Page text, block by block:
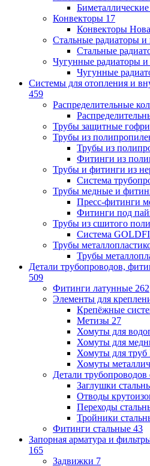
Конвекторы 17
Конвекторы
Стальные радиаторы
Стальные
Чугунные радиаторы
Чугунные
Системы для отопления и
459
Распределительные
Трубы защитные
Трубы из
Трубы из
Фитинги из
Трубы и фитинги из
Система
Трубы медные и
Пресс-фитинги
Фитинги под
Трубы из сшитого
Система
Трубы
Трубы
Детали трубопроводов,
509
Фитинги латунные 262
Элементы для
Крепёжные
Метизы 27
Хомуты для
Хомуты для
Хомуты для
Хомуты
Детали трубопроводов
Заглушки
Отводы
Переходы
Тройники
Фитинги стальные 43
Запорная арматура и
165
Задвижки 7